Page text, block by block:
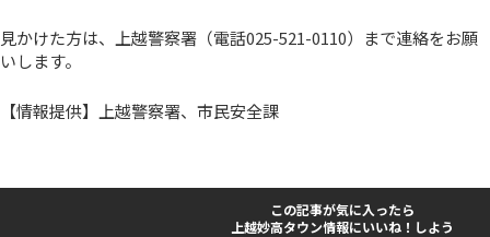
見かけた方は、上越警察署（電話025-521-0110）まで連絡をお願
いします。
【情報提供】上越警察署、市民安全課
この記事が気に入ったら
上越妙高タウン情報にいいね！しよう